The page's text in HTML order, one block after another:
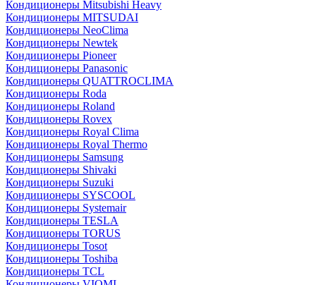
Кондиционеры Mitsubishi Heavy
Кондиционеры MITSUDAI
Кондиционеры NeoClima
Кондиционеры Newtek
Кондиционеры Pioneer
Кондиционеры Panasonic
Кондиционеры QUATTROCLIMA
Кондиционеры Roda
Кондиционеры Roland
Кондиционеры Rovex
Кондиционеры Royal Clima
Кондиционеры Royal Thermo
Кондиционеры Samsung
Кондиционеры Shivaki
Кондиционеры Suzuki
Кондиционеры SYSCOOL
Кондиционеры Systemair
Кондиционеры TESLA
Кондиционеры TORUS
Кондиционеры Tosot
Кондиционеры Toshiba
Кондиционеры TCL